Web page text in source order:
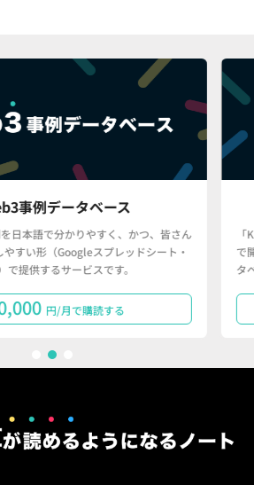
事例データベース
日本語で分かりやすく、かつ、皆さん
やすい形（Googleスプレッドシート・
提供するサービスです。
円/月で購読する
で
タ